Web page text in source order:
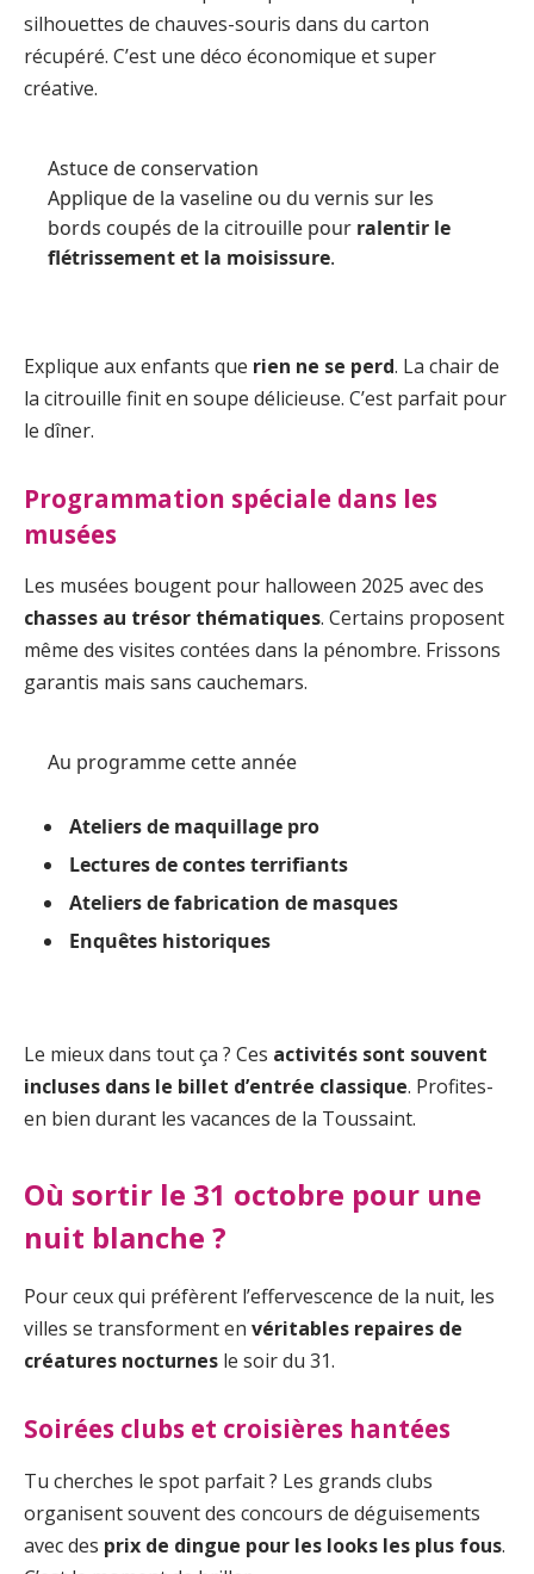
silhouettes de chauves-souris dans du carton
récupéré. C’est une déco économique et super
créative.
Astuce de conservation
Applique de la vaseline ou du vernis sur les
bords coupés de la citrouille pour ralentir le
flétrissement et la moisissure.
Explique aux enfants que rien ne se perd. La chair de
la citrouille finit en soupe délicieuse. C’est parfait pour
le dîner.
Programmation spéciale dans les
musées
Les musées bougent pour halloween 2025 avec des
chasses au trésor thématiques. Certains proposent
même des visites contées dans la pénombre. Frissons
garantis mais sans cauchemars.
Au programme cette année
Ateliers de maquillage pro
Lectures de contes terrifiants
Ateliers de fabrication de masques
Enquêtes historiques
Le mieux dans tout ça ? Ces activités sont souvent
incluses dans le billet d’entrée classique. Profites-
en bien durant les vacances de la Toussaint.
Où sortir le 31 octobre pour une
nuit blanche ?
Pour ceux qui préfèrent l’effervescence de la nuit, les
villes se transforment en véritables repaires de
créatures nocturnes le soir du 31.
Soirées clubs et croisières hantées
Tu cherches le spot parfait ? Les grands clubs
organisent souvent des concours de déguisements
avec des prix de dingue pour les looks les plus fous.